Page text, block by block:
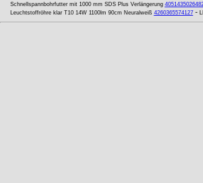
Schnellspannbohrfutter mit 1000 mm SDS Plus Verlängerung
Leuchtstoffröhre klar T10 14W 1100lm 90cm Neuralweiß 4260365574127-